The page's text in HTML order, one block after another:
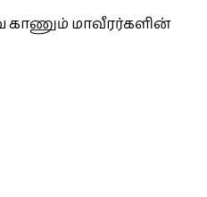
மாவீரர்களின்